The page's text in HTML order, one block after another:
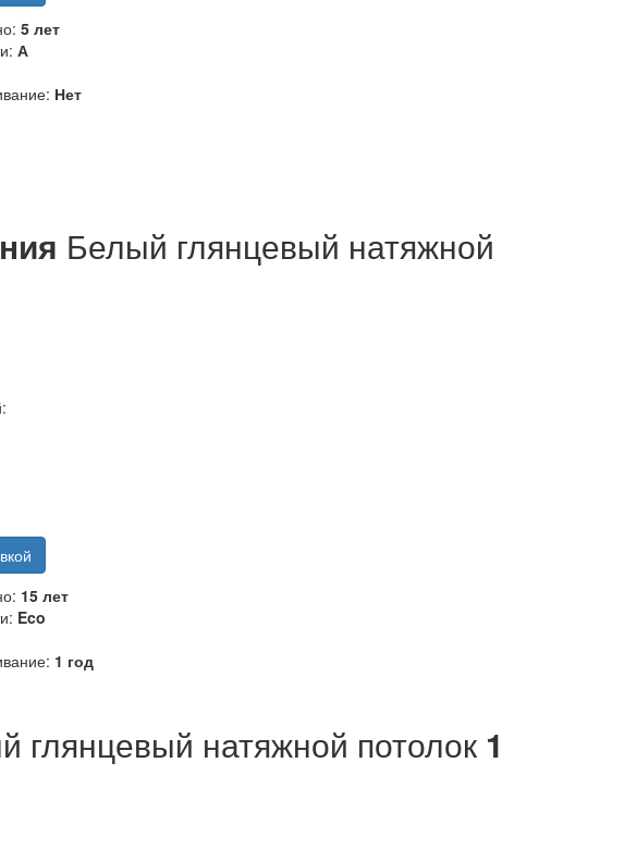
5 лет
А
Нет
Белый глянцевый натяжной
15 лет
Eco
1 год
глянцевый натяжной потолок 1